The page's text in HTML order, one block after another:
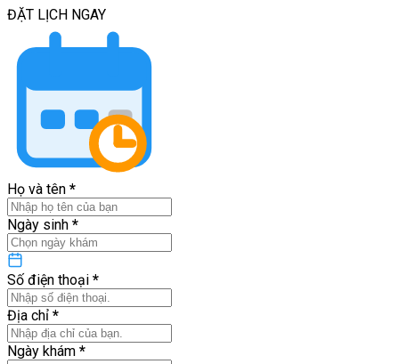
ĐẶT LỊCH NGAY
Họ và tên *
Ngày sinh *
Số điện thoại *
Địa chỉ *
Ngày khám *